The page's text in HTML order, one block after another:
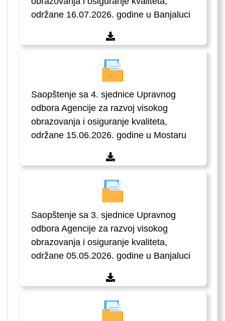
održane 16.07.2026. godine u Banjaluci
Saopštenje sa 4. sjednice Upravnog
odbora Agencije za razvoj visokog
obrazovanja i osiguranje kvaliteta,
održane 15.06.2026. godine u Mostaru
Saopštenje sa 3. sjednice Upravnog
odbora Agencije za razvoj visokog
obrazovanja i osiguranje kvaliteta,
održane 05.05.2026. godine u Banjaluci